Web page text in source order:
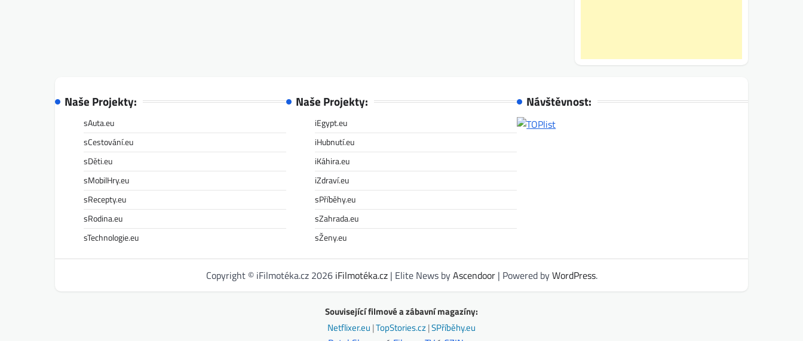
Naše Projekty:
sAuta.eu
sCestování.eu
sDěti.eu
sMobilHry.eu
sRecepty.eu
sRodina.eu
sTechnologie.eu
Naše Projekty:
iEgypt.eu
iHubnutí.eu
iKáhira.eu
iZdraví.eu
sPříběhy.eu
sZahrada.eu
sŽeny.eu
Návštěvnost:
Copyright © iFilmotéka.cz 2026 iFilmotéka.cz| Elite News byAscendoor| Powered byWordPress.
Související filmové a zábavní magazíny:
Netflixer.eu |TopStories.cz|SPříběhy.eu